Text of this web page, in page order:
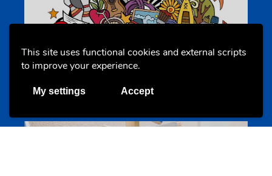
This site uses functional cookies and external scripts
to improve your experience.
My settings Accept
Annuaire d’activités pour jeunes
echwellechkann.lu